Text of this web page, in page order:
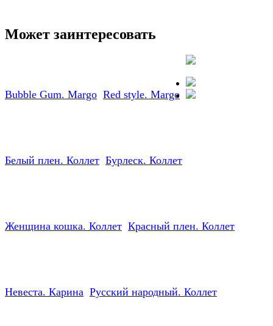
Может заинтересовать
Bubble Gum. Margo Red style. Margo
Белый плен. Коллет Бурлеск. Коллет
Женщина кошка. Коллет Красный плен. Коллет
Невеста. Карина Русский народный. Коллет